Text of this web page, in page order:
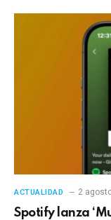
ACTUALIDAD 2
Spotify lanza